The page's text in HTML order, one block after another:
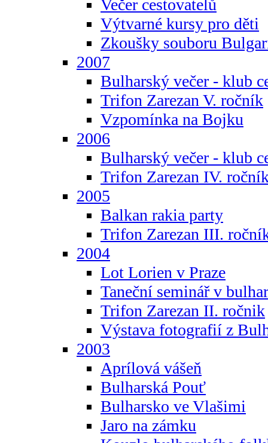
Večer cestovatelů
Výtvarné kursy pro děti
Zkoušky souboru
2007
Bulharský večer - klub
Trifon Zarezan V. ročník
Vzpomínka na Bojku
2006
Bulharský večer - klub
Trifon Zarezan IV.
2005
Balkan rakia party
Trifon Zarezan III.
2004
Lot Lorien v Praze
Taneční seminář v
Trifon Zarezan II. ročnik
Výstava fotografií z
2003
Aprílová vášeň
Bulharská Pouť
Bulharsko ve Vlašimi
Jaro na zámku